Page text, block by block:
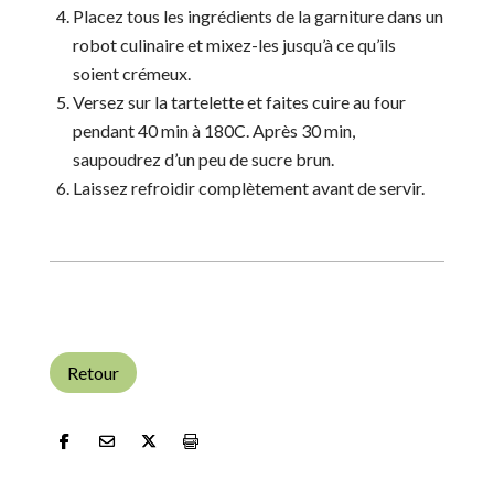
Placez tous les ingrédients de la garniture dans un
robot culinaire et mixez-les jusqu’à ce qu’ils
soient crémeux.
Versez sur la tartelette et faites cuire au four
pendant 40 min à 180C. Après 30 min,
saupoudrez d’un peu de sucre brun.
Laissez refroidir complètement avant de servir.
Retour